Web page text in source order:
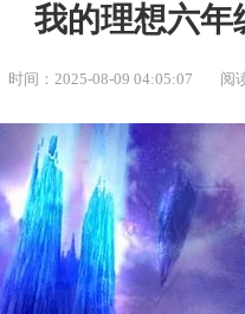
我的理想六年
时间：2025-08-09 04:05:07 阅